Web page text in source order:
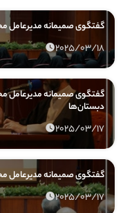
گفتگوی صمیمانه مدیرعامل
2025/03/18
گفتگوی صمیمانه مدیرعامل
دبستان‌ها
2025/03/17
گفتگوی صمیمانه مدیرعامل
2025/03/17